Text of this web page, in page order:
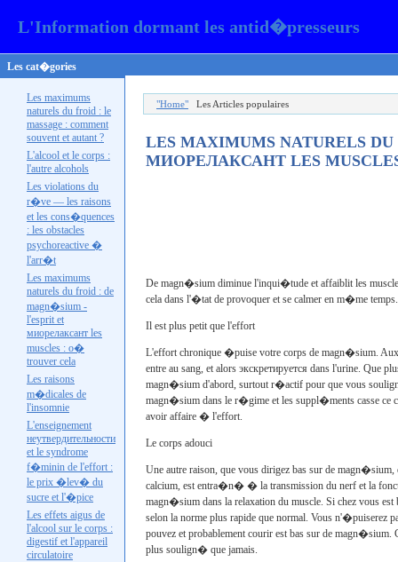
L'Information dormant les antid�presseurs
Les cat�gories
Les maximums
naturels du froid : le
massage : comment
souvent et autant ?
L'alcool et le corps :
l'autre alcohols
Les violations du
r�ve — les raisons
et les cons�quences
: les obstacles
psychoreactive �
l'arr�t
Les maximums
naturels du froid : de
magn�sium -
l'esprit et
миорелаксант les
muscles : o�
trouver cela
Les raisons
m�dicales de
l'insomnie
L'enseignement
неутвердительности
et le syndrome
f�minin de l'effort :
le prix �lev� du
sucre et l'�pice
Les effets aigus de
l'alcool sur le corps :
digestif et l'appareil
circulatoire
"Home" Les Articles populaires
LES MAXIMUMS NATURELS
МИОРЕЛАКСАНТ LES
De magn�sium diminue l'inqui�tude et affaiblit les
cela dans l'�tat de provoquer et se calmer en m�me
Il est plus petit que l'effort
L'effort chronique �puise votre corps de magn�sium.
entre au sang, et alors экскретируется dans l'urine. Que
magn�sium d'abord, surtout r�actif pour que vous
magn�sium dans le r�gime et les suppl�ments casse ce
avoir affaire � l'effort.
Le corps adouci
Une autre raison, que vous dirigez bas sur de
calcium, est entra�n� � la transmission du nerf et la
magn�sium dans la relaxation du muscle. Si chez vous est
selon la norme plus rapide que normal. Vous n'�puiserez
pouvez et probablement courir est bas sur de
plus soulign� que jamais.